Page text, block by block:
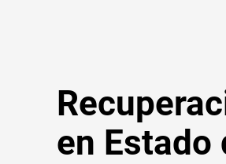
en Estado